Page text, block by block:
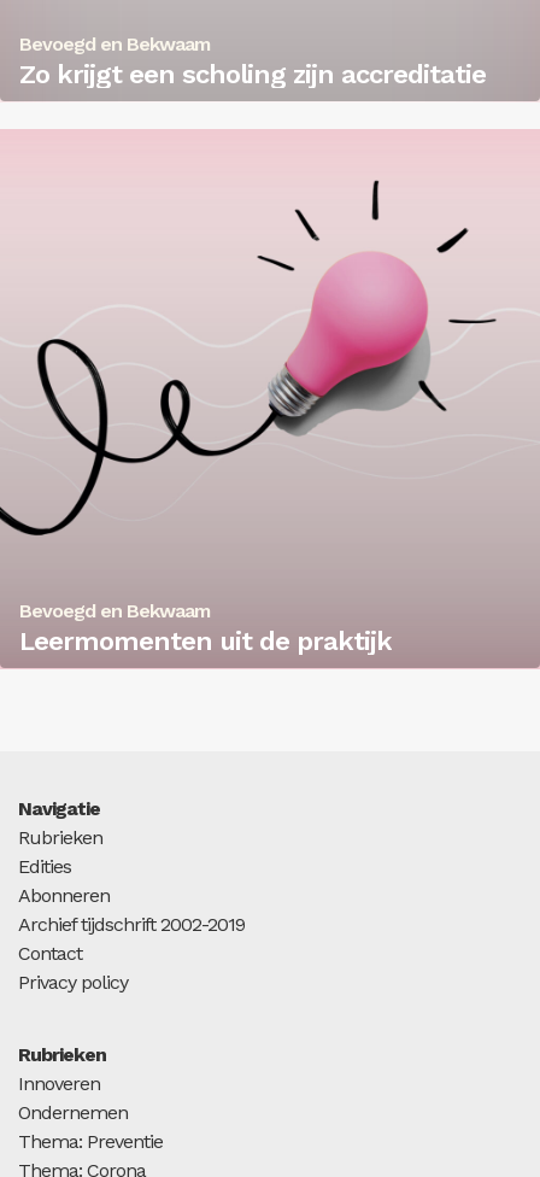
Bevoegd en Bekwaam
Zo krijgt een scholing zijn accreditatie
Bevoegd en Bekwaam
Leermomenten uit de praktijk
Navigatie
Rubrieken
Edities
Abonneren
Archief tijdschrift 2002-2019
Contact
Privacy policy
Rubrieken
Innoveren
Ondernemen
Thema: Preventie
Thema: Corona